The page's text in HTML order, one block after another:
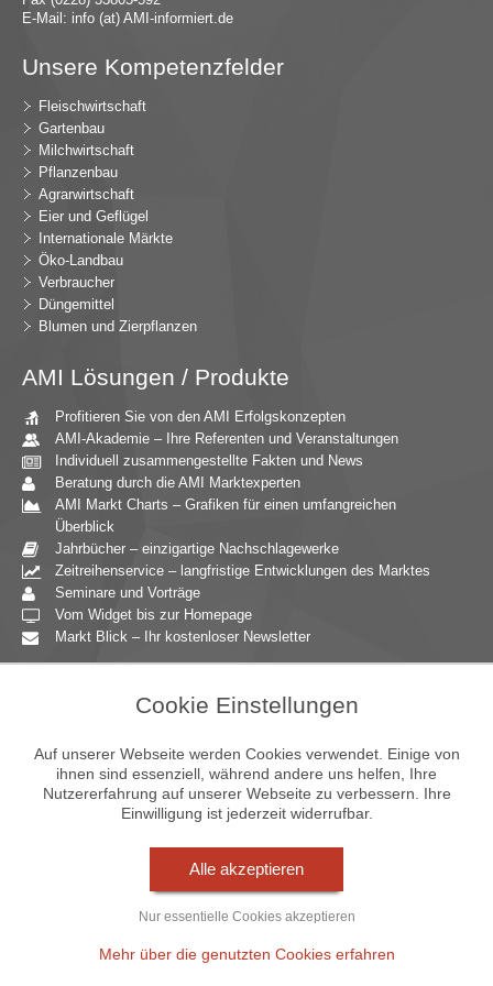
E-Mail: info (at) AMI-informiert.de
Unsere Kompetenzfelder
Fleischwirtschaft
Gartenbau
Milchwirtschaft
Pflanzenbau
Agrarwirtschaft
Eier und Geflügel
Internationale Märkte
Öko-Landbau
Verbraucher
Düngemittel
Blumen und Zierpflanzen
AMI Lösungen / Produkte
Profitieren Sie von den AMI Erfolgskonzepten
AMI-Akademie – Ihre Referenten und Veranstaltungen
Individuell zusammengestellte Fakten und News
Beratung durch die AMI Marktexperten
AMI Markt Charts – Grafiken für einen umfangreichen
Überblick
Jahrbücher – einzigartige Nachschlagewerke
Zeitreihenservice – langfristige Entwicklungen des Marktes
Seminare und Vorträge
Vom Widget bis zur Homepage
Markt Blick – Ihr kostenloser Newsletter
Unternehmensberatung
Ernährungsgewerbe
Einzelhandel
Bildung & Wissenschaft
Presse & Medien
Cookie Einstellungen
Auf unserer Webseite werden Cookies verwendet. Einige von
ihnen sind essenziell, während andere uns helfen, Ihre
Nutzererfahrung auf unserer Webseite zu verbessern. Ihre
Einwilligung ist jederzeit widerrufbar.
Alle akzeptieren
Nur essentielle Cookies akzeptieren
Mehr über die genutzten Cookies erfahren